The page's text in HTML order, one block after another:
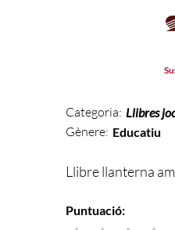
Categoria: Llibres
Gènere: Educatiu
Llibre llanterna
Puntuació: